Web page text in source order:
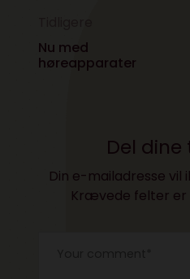
Nu med
høreapparater
Del dine
Din e-mailadresse vil
Krævede felter